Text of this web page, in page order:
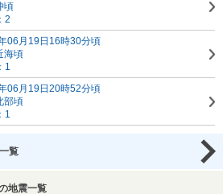
頃
2
06月19日16時30分頃
海頃
1
06月19日20時52分頃
部頃
1
覧
地震一覧